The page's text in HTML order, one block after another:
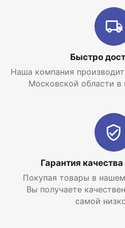
Плавное электронное
Рассекатели пламени на
Возможна перенастройка
сжиженном газе.
Латунная гидравлическая
Турбинный датчик протока
Энергосберегающий
встроенным
Первичный медный
специальным составом для
Быстро
Наша компания
Московской области в
Гарантия
Покупая товары в
Вы получаете
самой